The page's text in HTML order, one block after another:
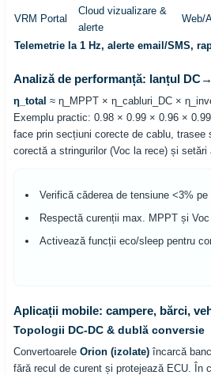
VRM Portal
Cloud vizualizare &
alerte
Web/
Telemetrie la 1 Hz, alerte email/SMS,
Analiză de performanță: lanțul
η_total ≈ η_MPPT × η_cabluri_DC ×
Exemplu practic: 0.98 × 0.99 × 0.96 ×
face prin secțiuni corecte de cablu, trasee
corectă a stringurilor (Voc la rece) și
Verifică căderea de tensiune <3%
Respectă curenții max. MPPT și
Activează funcții eco/sleep pentru
Aplicații mobile: campere, bărci,
Topologii DC-DC & dublă conversie
Convertoarele Orion (izolate) încarcă
fără recul de curent și protejează ECU. În